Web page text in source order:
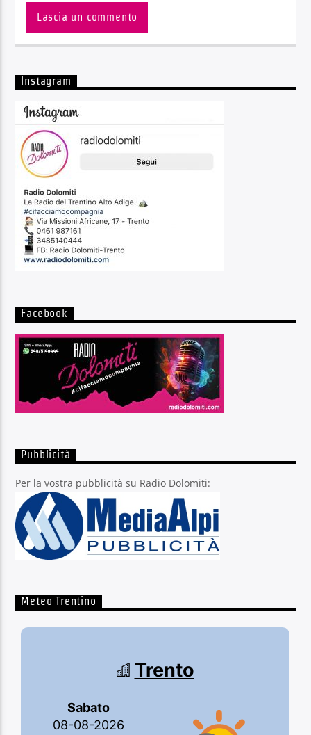
Instagram
Facebook
Pubblicità
Per la vostra pubblicità su Radio Dolomiti:
Meteo Trentino